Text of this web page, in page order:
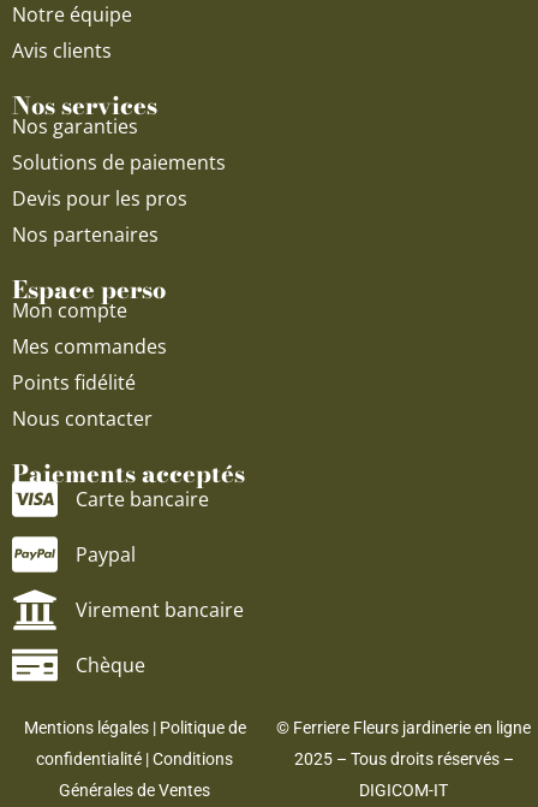
Notre équipe
Avis clients
Nos services
Nos garanties
Solutions de paiements
Devis pour les pros
Nos partenaires
Espace perso
Mon compte
Mes commandes
Points fidélité
Nous contacter
Paiements acceptés
Carte bancaire
Paypal
Virement bancaire
Chèque
Mentions légales| Politique de
confidentialité |Conditions
Générales de Ventes
© Ferriere Fleurs jardinerie en ligne
2025 – Tous droits réservés –
DIGICOM-IT